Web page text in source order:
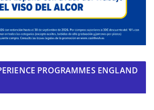
PROGRAMMES ENGLAND